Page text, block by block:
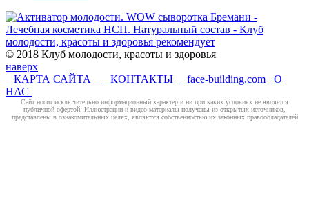
© 2018 Клуб молодости, красоты и здоровья
наверх
КАРТА САЙТА
КОНТАКТЫ face-building.com
О
НАС
Cайт носит исключительно информационный характер и ни при каких условиях не является
публичной офертой. Иллюстрации и видео материалы получены из открытых источников,
представлены в ознакомительных целях, являются собственностью их законных правообладателей